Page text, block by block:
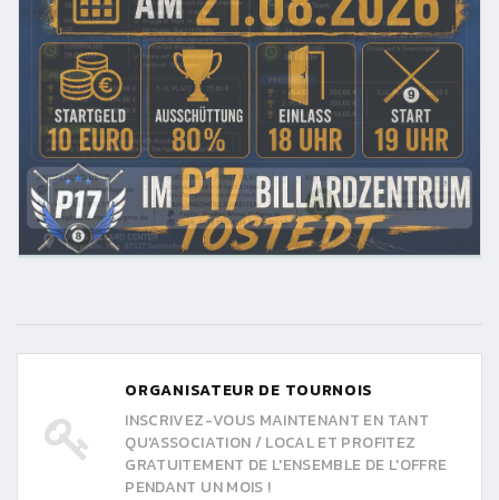
ORGANISATEUR DE TOURNOIS
INSCRIVEZ-VOUS MAINTENANT EN TANT
QU'ASSOCIATION / LOCAL ET PROFITEZ
GRATUITEMENT DE L'ENSEMBLE DE L'OFFRE
PENDANT UN MOIS !